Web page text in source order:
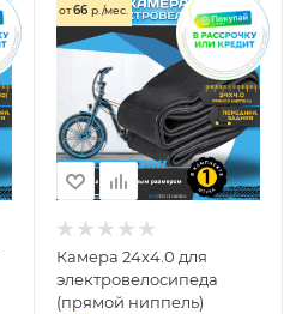
от66 р./мес.
Камера 24x4.0 для
электровелосипеда
(прямой ниппель)